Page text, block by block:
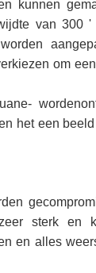
kunnen
van 300 '
om
het een
sterk en
en alles